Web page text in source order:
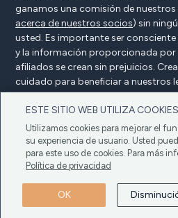
ESTE SITIO WEB UTILIZA COOKIES
Utilizamos cookies para mejorar el
su experiencia de usuario. Usted
para este uso de cookies. Para más
Política de privacidad
OK
ganamos una comisión de
acerca de nuestros socios) sin
usted. Es importante ser
y la información proporcionada por
afiliados se crean sin prejuicios.
cuidado para beneficiar a nuestros
importante, no está influenciado
compensación con nuestros socios.
Copyright © 2025 Wikitoro
Declaración del anunciante